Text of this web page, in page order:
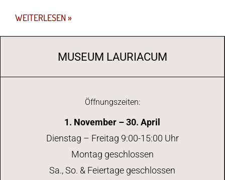
WEITERLESEN »
MUSEUM LAURIACUM
Öffnungszeiten:
1. November – 30. April
Dienstag – Freitag 9:00-15:00 Uhr
Montag geschlossen
Sa., So. & Feiertage geschlossen